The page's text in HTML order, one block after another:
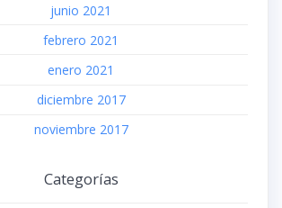
junio 2021
febrero 2021
enero 2021
diciembre 2017
noviembre 2017
Categorías